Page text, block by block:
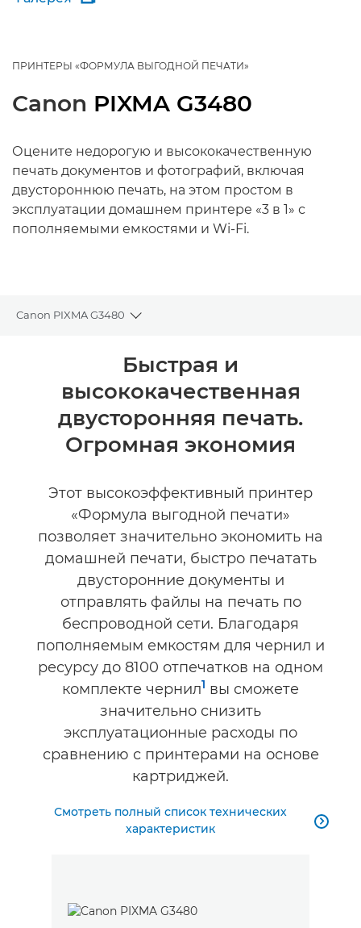
ПРИНТЕРЫ «ФОРМУЛА ВЫГОДНОЙ ПЕЧАТИ»
Canon PIXMA G3480
Оцените недорогую и высококачественную
печать документов и фотографий, включая
двустороннюю печать, на этом простом в
эксплуатации домашнем принтере «3 в 1» с
пополняемыми емкостями и Wi-Fi.
Canon PIXMA G3480
Toggle breadcrumbs
Общая информация
Технические характеристики
Быстрая и
высококачественная
двусторонняя печать.
Огромная экономия
Этот высокоэффективный принтер
«Формула выгодной печати»
позволяет значительно экономить на
домашней печати, быстро печатать
двусторонние документы и
отправлять файлы на печать по
беспроводной сети. Благодаря
пополняемым емкостям для чернил и
ресурсу до 8100 отпечатков на одном
комплекте чернил1 вы сможете
значительно снизить
эксплуатационные расходы по
сравнению с принтерами на основе
картриджей.
Смотреть полный список технических
характеристик
